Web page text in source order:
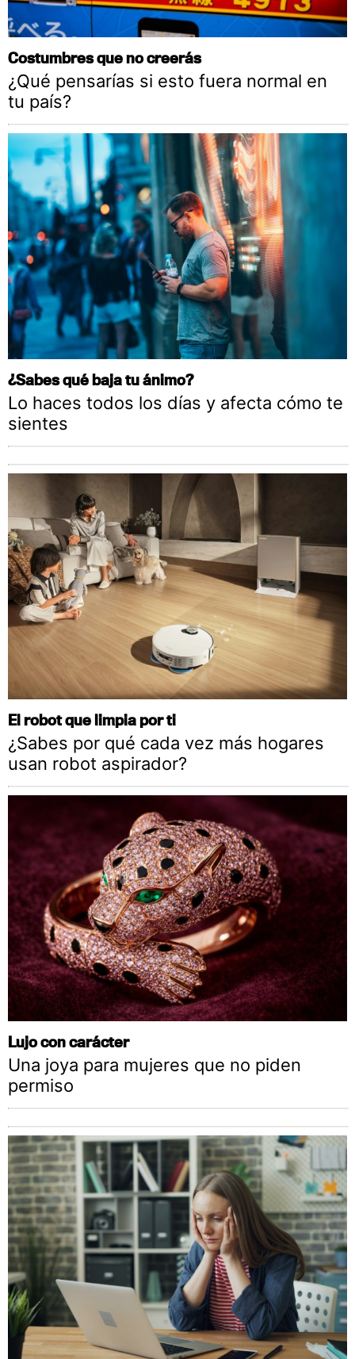
Costumbres que no creerás
¿Qué pensarías si esto fuera normal en
tu país?
¿Sabes qué baja tu ánimo?
Lo haces todos los días y afecta cómo te
sientes
El robot que limpia por ti
¿Sabes por qué cada vez más hogares
usan robot aspirador?
Lujo con carácter
Una joya para mujeres que no piden
permiso